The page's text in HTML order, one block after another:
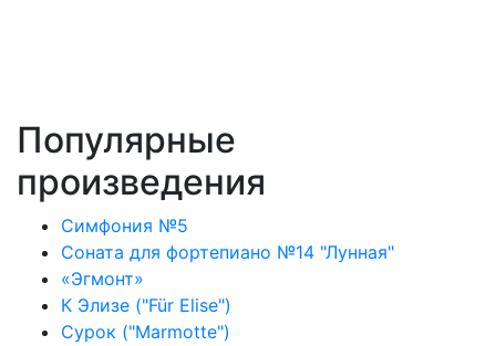
Популярные
произведения
Симфония №5
Соната для фортепиано №14 "Лунная"
«Эгмонт»
К Элизе ("Für Elise")
Сурок ("Marmotte")